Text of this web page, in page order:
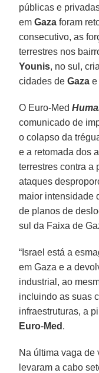
públicas e
emGaza foram
consecutivo, as
terrestres nos
Younis, no sul,
cidades deGaza e
O Euro-Med
comunicado de
o colapso da
e a retomada dos
terrestres contra a
ataques
maior intensidade
de planos de
sul da Faixa de
“Israel está a
em Gaza e a
industrial, ao
incluindo as suas
infraestruturas, a
Euro-Med .
Na última vaga de
levaram a cabo